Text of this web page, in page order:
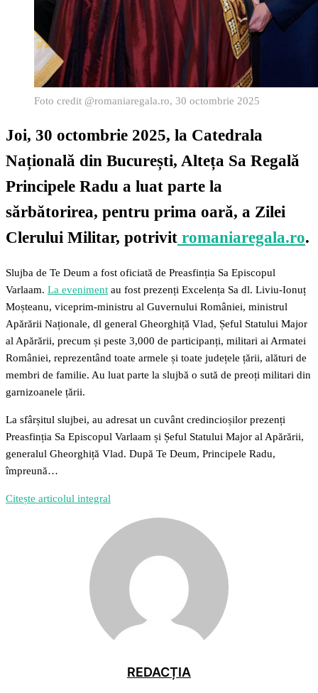
Foto credit @romaniaregala.ro, 30 octombrie 2025
Joi, 30 octombrie 2025, la Catedrala
Națională din București, Alteța Sa Regală
Principele Radu a luat parte la
sărbătorirea, pentru prima oară, a Zilei
Clerului Militar, potrivit romaniaregala.ro.
Slujba de Te Deum a fost oficiată de Preasfinția Sa Episcopul
Varlaam. La eveniment au fost prezenți Excelența Sa dl. Liviu-Ionuț
Moșteanu, viceprim-ministru al Guvernului României, ministrul
Apărării Naționale, dl general Gheorghiță Vlad, Șeful Statului Major
al Apărării, precum și peste 3,000 de participanți, militari ai Armatei
României, reprezentând toate armele și toate județele țării, alături de
membri de familie. Au luat parte la slujbă o sută de preoți militari din
garnizoanele țării.
La sfârșitul slujbei, au adresat un cuvânt credincioșilor prezenți
Preasfinția Sa Episcopul Varlaam și Șeful Statului Major al Apărării,
generalul Gheorghiță Vlad. După Te Deum, Principele Radu,
împreună…
Citește articolul integral
REDACȚIA